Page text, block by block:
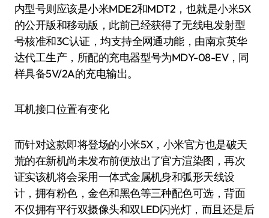
内型号则应该是小米MDE2和MDT2，也就是小米5X
的公开版和移动版，此前已经获得了无线电发射型
号核准和3C认证，均支持全网通功能，由南京英华
达代工生产，所配的充电器型号为MDY-08-EV，同
样具备5V/2A的充电输出。
耳机接口位置有变化
而针对这款即将登场的小米5X，小米官方也是破天
荒的在新机尚未发布前便放出了官方渲染图，再次
证实该机将会采用一体式金属机身和弧形天线设
计，拥有粉色，金色和黑色等三种配色可选，背面
不仅拥有平行双摄像头和双LED闪光灯，而且还是后